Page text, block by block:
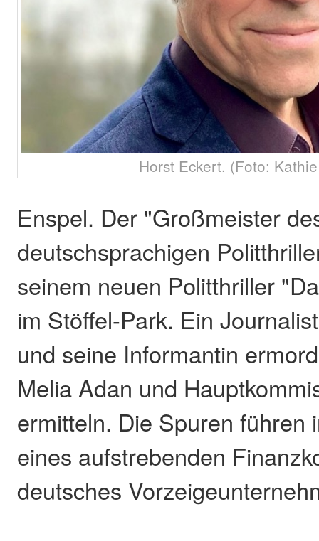
Horst Eckert. (Foto:
Enspel. Der "Großmeister
deutschsprachigen
seinem neuen Politthriller
im Stöffel-Park. Ein
und seine Informantin
Melia Adan und
ermitteln. Die Spuren führen
eines aufstrebenden
deutsches